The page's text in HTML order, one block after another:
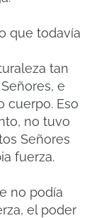
que todavía
tan
e
cuerpo. Eso
no tuvo
Señores
fuerza.
no podía
el poder